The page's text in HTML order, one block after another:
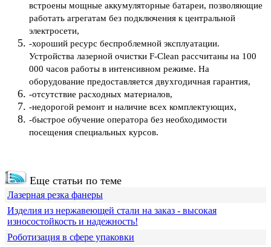
встроены мощные аккумуляторные батареи, позволяющие
работать агрегатам без подключения к центральной
электросети,
-хороший ресурс беспроблемной эксплуатации.
Устройства лазерной очистки F-Clean рассчитаны на 100
000 часов работы в интенсивном режиме. На
оборудование предоставляется двухгодичная гарантия,
-отсутствие расходных материалов,
-недорогой ремонт и наличие всех комплектующих,
-быстрое обучение оператора без необходимости
посещения специальных курсов.
Еще статьи по теме
Лазерная резка фанеры
Изделия из нержавеющей стали на заказ - высокая
износостойкость и надежность!
Роботизация в сфере упаковки